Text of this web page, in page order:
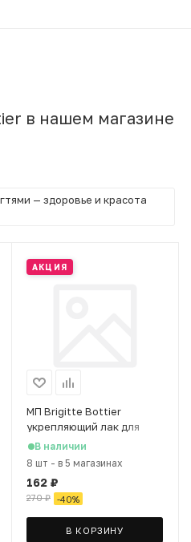
в нашем магазине
— здоровье и красота
АКЦИЯ
МП Brigitte Bottier
укрепляющий лак для
ногтей GEL NATURAL тон
10 натуральный с
В наличии
8 шт - в 5 магазинах
162 ₽
270₽ -40%
В КОРЗИНУ